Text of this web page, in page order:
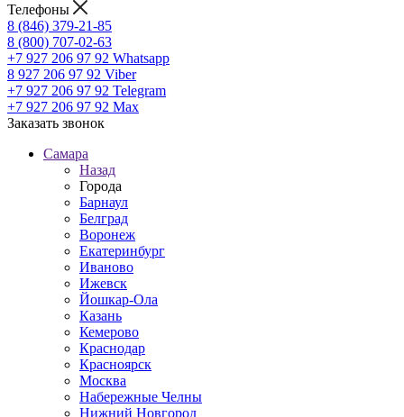
Телефоны
8 (846) 379-21-85
8 (800) 707-02-63
+7 927 206 97 92 Whatsapp
8 927 206 97 92 Viber
+7 927 206 97 92 Telegram
+7 927 206 97 92 Max
Заказать звонок
Самара
Назад
Города
Барнаул
Белград
Воронеж
Екатеринбург
Иваново
Ижевск
Йошкар-Ола
Казань
Кемерово
Краснодар
Красноярск
Москва
Набережные Челны
Нижний Новгород